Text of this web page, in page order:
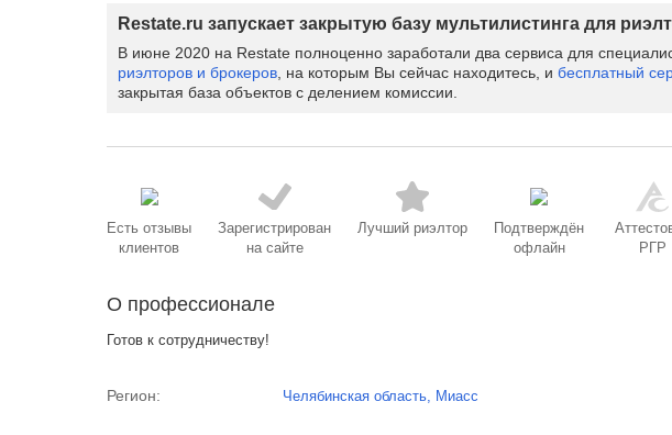
Restate.ru запускает закрытую базу мультилистинга для
В июне 2020 на Restate полноценно заработали два сервиса для
риэлторов и брокеров , на которым Вы сейчас находитесь, и бесплатный
закрытая база объектов с делением комиссии.
Есть отзывы
клиентов
Зарегистрирован
на сайте
Лучший риэлтор
Подтверждён
офлайн
РГР
О профессионале
Готов к сотрудничеству!
Регион: Челябинская область, Миасс